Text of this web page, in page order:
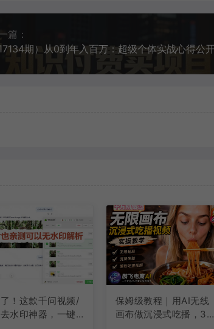
篇：
！这款千问视频/
水印神器，一键
保姆级教程｜用AI无线
画布做沉浸式吃播，3步